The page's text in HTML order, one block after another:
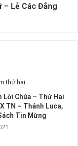
– Lễ Các Đẳng
Lời Chúa – Thứ Hai
TN – Thánh Luca,
Tin Mừng